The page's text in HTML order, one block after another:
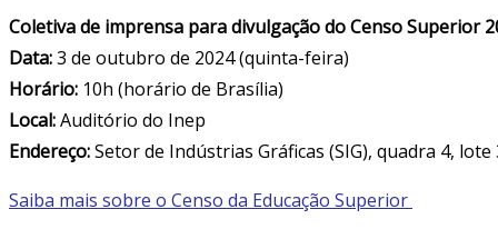
Coletiva de imprensa para divulgação do Censo Superior
Data:3 de outubro de 2024 (quinta-feira)
Horário: 10h (horário de Brasília)
Local:Auditório do Inep
Endereço:Setor de Indústrias Gráficas (SIG), quadra 4, lote
Saiba mais sobre o Censo da Educação Superior